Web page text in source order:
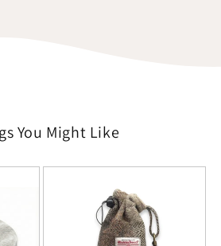
You Might Like